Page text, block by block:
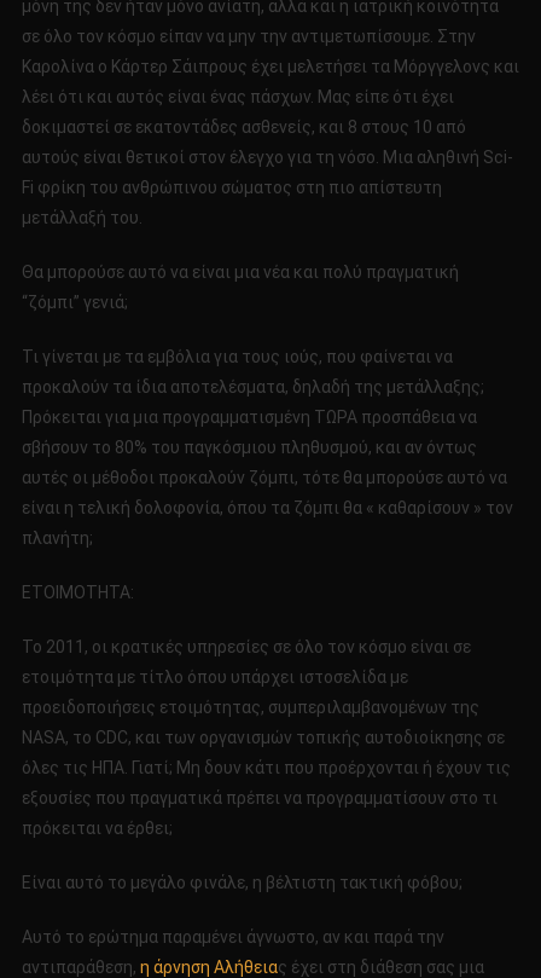
μόνη της δεν ήταν μόνο ανίατη, αλλά και η ιατρική κοινότητα
σε όλο τον κόσμο είπαν να μην την αντιμετωπίσουμε. Στην
Καρολίνα ο Κάρτερ Σάιπρους έχει μελετήσει τα Μόργγελονς και
λέει ότι και αυτός είναι ένας πάσχων. Μας είπε ότι έχει
δοκιμαστεί σε εκατοντάδες ασθενείς, και 8 στους 10 από
αυτούς είναι θετικοί στον έλεγχο για τη νόσο. Μια αληθινή Sci-
Fi φρίκη του ανθρώπινου σώματος στη πιο απίστευτη
μετάλλαξή του.
Θα μπορούσε αυτό να είναι μια νέα και πολύ πραγματική
“ζόμπι” γενιά;
Τι γίνεται με τα εμβόλια για τους ιούς, που φαίνεται να
προκαλούν τα ίδια αποτελέσματα, δηλαδή της μετάλλαξης;
Πρόκειται για μια προγραμματισμένη ΤΩΡΑ προσπάθεια να
σβήσουν το 80% του παγκόσμιου πληθυσμού, και αν όντως
αυτές οι μέθοδοι προκαλούν ζόμπι, τότε θα μπορούσε αυτό να
είναι η τελική δολοφονία, όπου τα ζόμπι θα « καθαρίσουν » τον
πλανήτη;
ΕΤΟΙΜΟΤΗΤΑ:
Το 2011, οι κρατικές υπηρεσίες σε όλο τον κόσμο είναι σε
ετοιμότητα με τίτλο όπου υπάρχει ιστοσελίδα με
προειδοποιήσεις ετοιμότητας, συμπεριλαμβανομένων της
NASA, το CDC, και των οργανισμών τοπικής αυτοδιοίκησης σε
όλες τις ΗΠΑ. Γιατί; Μη δουν κάτι που προέρχονται ή έχουν τις
εξουσίες που πραγματικά πρέπει να προγραμματίσουν στο τι
πρόκειται να έρθει;
Είναι αυτό το μεγάλο φινάλε, η βέλτιστη τακτική φόβου;
Αυτό το ερώτημα παραμένει άγνωστο, αν και παρά την
αντιπαράθεση, η άρνηση Αλήθειας έχει στη διάθεση σας μια